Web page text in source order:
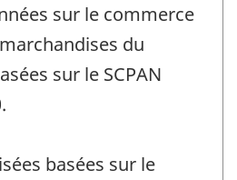
sur le commerce
du
sur le SCPAN
basées sur le